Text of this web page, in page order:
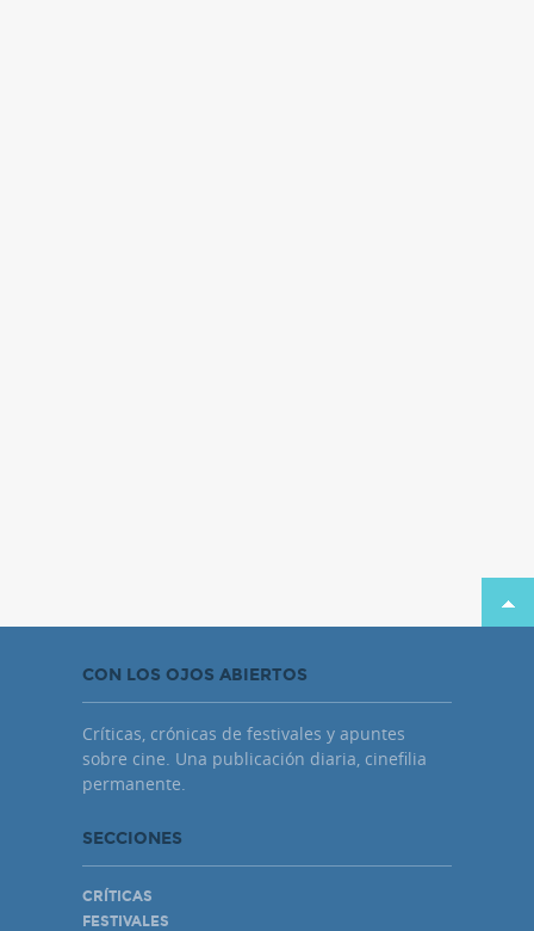
CON LOS OJOS ABIERTOS
Críticas, crónicas de festivales y apuntes
sobre cine. Una publicación diaria, cinefilia
permanente.
SECCIONES
CRÍTICAS
FESTIVALES